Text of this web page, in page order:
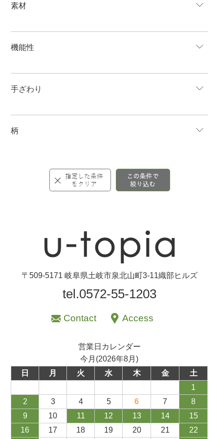
素材
機能性
手ざわり
柄
〒509-5171 岐阜県土岐市泉北山町3-11織部ヒルズ
tel.0572-55-1203
Contact Access
営業日カレンダー
今月(2026年8月)
日
月 火 水 木 金
土
1
2
3 4 5 6 7
8
9
10 11 12 13 14
15
16
17 18 19 20 21
22